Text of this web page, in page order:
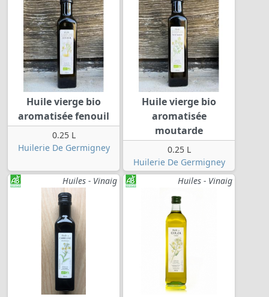
Huile vierge bio
aromatisée fenouil
0.25 L
Huilerie De Germigney
Huile vierge bio
aromatisée
moutarde
0.25 L
Huilerie De Germigney
Huiles - Vinaig
Huiles - Vinaig